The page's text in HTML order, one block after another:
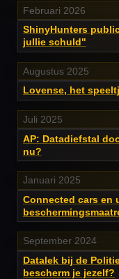
Februari 2026
ShinyHunters
jullie schuld"
Augustus 2025
Lovense, het
Juli 2025
AP: Datadiefstal
nu?
Januari 2025
Connected cars en
September 2024
Datalek bij de
bescherm je jezelf?